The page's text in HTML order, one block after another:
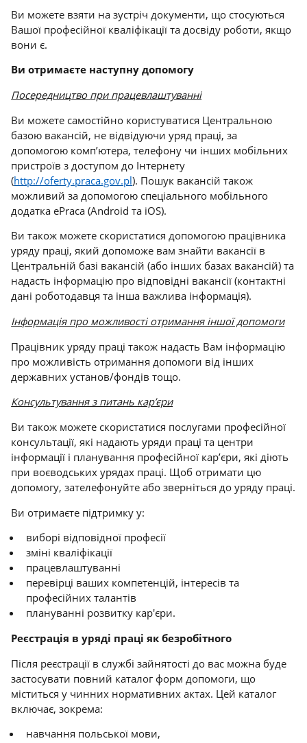
Ви можете взяти на зустріч документи, що стосуються
Вашої професійної кваліфікації та досвіду роботи, якщо
вони є.
Ви отримаєте наступну допомогу
Посередництво при працевлаштуванні
Ви можете самостійно користуватися Центральною
базою вакансій, не відвідуючи уряд праці, за
допомогою комп’ютера, телефону чи інших мобільних
пристроїв з доступом до Інтернету
(http://oferty.praca.gov.pl). Пошук вакансій також
можливий за допомогою спеціального мобільного
додатка ePraca (Android та iOS).
Ви також можете скористатися допомогою працівника
уряду праці, який допоможе вам знайти вакансії в
Центральній базі вакансій (або інших базах вакансій) та
надасть інформацію про відповідні вакансії (контактні
дані роботодавця та інша важлива інформація).
Інформація про можливості отримання іншої допомоги
Працівник уряду праці також надасть Вам інформацію
про можливість отримання допомоги від інших
державних установ/фондів тощо.
Консультування з питань кар’єри
Ви також можете скористатися послугами професійної
консультації, які надають уряди праці та центри
інформації і планування професійної кар’єри, які діють
при воєводських урядах праці. Щоб отримати цю
допомогу, зателефонуйте або зверніться до уряду праці.
Ви отримаєте підтримку у:
виборі відповідної професії
зміні кваліфікації
працевлаштуванні
перевірці ваших компетенцій, інтересів та
професійних талантів
плануванні розвитку кар'єри.
Реєстрація в уряді праці як безробітного
Після реєстрації в службі зайнятості до вас можна буде
застосувати повний каталог форм допомоги, що
міститься у чинних нормативних актах. Цей каталог
включає, зокрема:
навчання польської мови,